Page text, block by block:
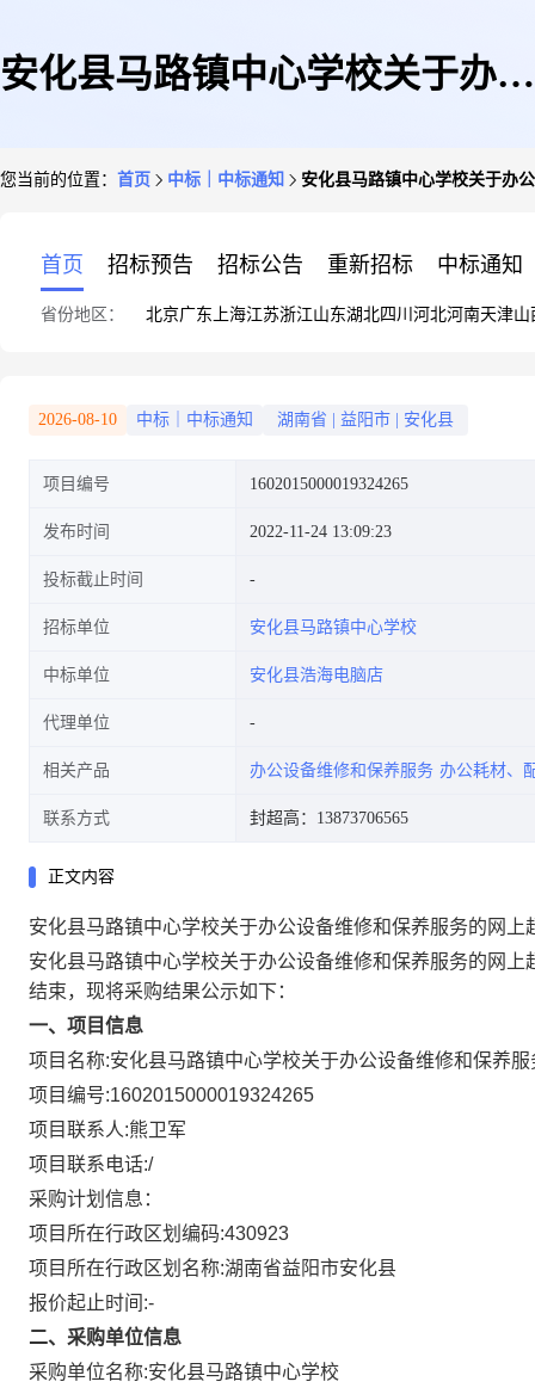
安化县马路镇中心学校关于办公
您当前的位置： 首页 中标｜中标通知 安化县马路镇中心学校关于办
首页 招标预告 招标公告 重新招标 中标通知
省份地区： 北京广东 上海江苏浙江山东湖北四川 河北河南天津山
2026-08-10 中标｜中标通知 湖南省 益阳市 安化县
项目编号 1602015000019324265
发布时间 2022-11-24 13:09:23
投标截止时间
招标单位 安化县马路镇中心学校
中标单位 安化县浩海电脑店
代理单位
相关产品 办公设备维修和保养服务 办公耗材、
联系方式 封超高：13873706565
正文内容
安化县马路镇中心学校关于办公设备维修和保养服务的网上
安化县马路镇中心学校关于办公设备维修和保养服务的网上
结束，现将采购结果公示如下：
一、项目信息
项目名称:安化县马路镇中心学校关于办公设备维修和保养
项目编号:1602015000019324265
项目联系人:熊卫军
项目联系电话:/
采购计划信息：
项目所在行政区划编码:430923
项目所在行政区划名称:湖南省益阳市安化县
报价起止时间:-
二、采购单位信息
采购单位名称:安化县马路镇中心学校